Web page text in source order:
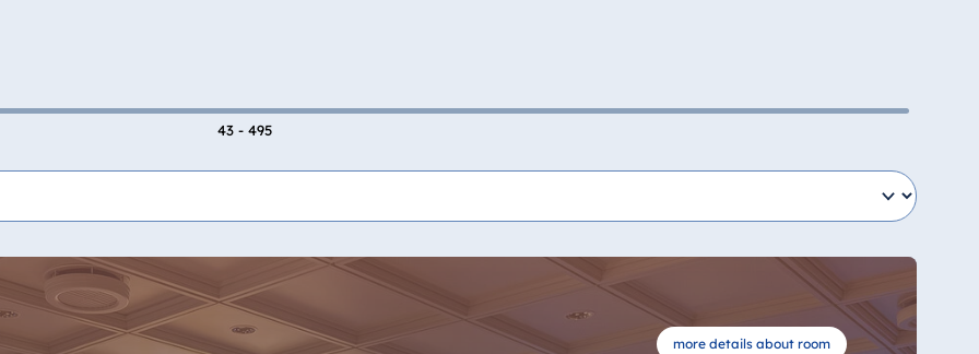
43 - 495
more details about room